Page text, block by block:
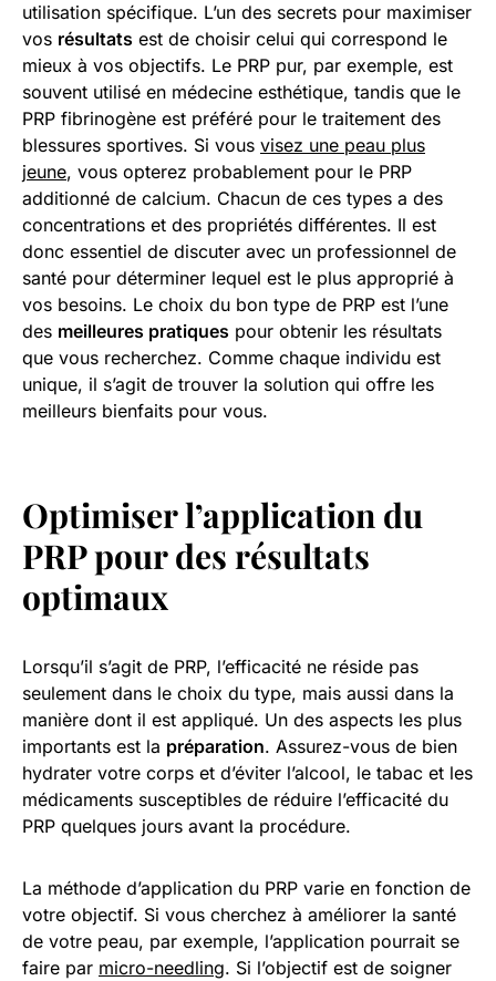
utilisation spécifique. L’un des secrets pour maximiser
vos résultats est de choisir celui qui correspond le
mieux à vos objectifs. Le PRP pur, par exemple, est
souvent utilisé en médecine esthétique, tandis que le
PRP fibrinogène est préféré pour le traitement des
blessures sportives. Si vous visez une peau plus
jeune, vous opterez probablement pour le PRP
additionné de calcium. Chacun de ces types a des
concentrations et des propriétés différentes. Il est
donc essentiel de discuter avec un professionnel de
santé pour déterminer lequel est le plus approprié à
vos besoins. Le choix du bon type de PRP est l’une
des meilleures pratiques pour obtenir les résultats
que vous recherchez. Comme chaque individu est
unique, il s’agit de trouver la solution qui offre les
meilleurs bienfaits pour vous.
Optimiser l’application du
PRP pour des résultats
optimaux
Lorsqu’il s’agit de PRP, l’efficacité ne réside pas
seulement dans le choix du type, mais aussi dans la
manière dont il est appliqué. Un des aspects les plus
importants est la préparation. Assurez-vous de bien
hydrater votre corps et d’éviter l’alcool, le tabac et les
médicaments susceptibles de réduire l’efficacité du
PRP quelques jours avant la procédure.
La méthode d’application du PRP varie en fonction de
votre objectif. Si vous cherchez à améliorer la santé
de votre peau, par exemple, l’application pourrait se
faire par micro-needling. Si l’objectif est de soigner